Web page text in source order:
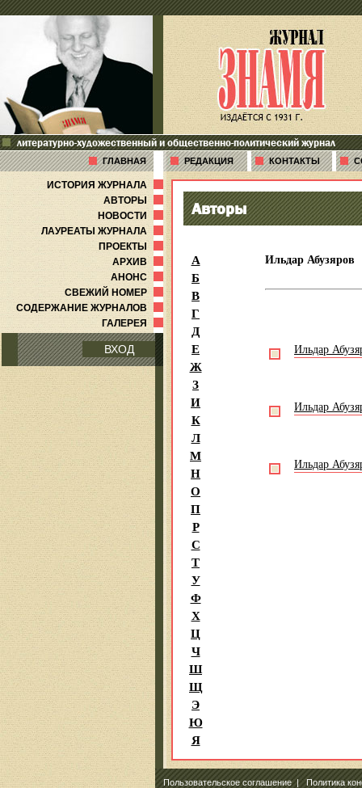
литературно-художественный и общественно-политический журнал
ГЛАВНАЯ РЕДАКЦИЯ КОНТАКТЫ
ИСТОРИЯ ЖУРНАЛА
АВТОРЫ
НОВОСТИ
ЛАУРЕАТЫ ЖУРНАЛА
ПРОЕКТЫ
АРХИВ
АНОНС
СВЕЖИЙ НОМЕР
СОДЕРЖАНИЕ ЖУРНАЛОВ
ГАЛЕРЕЯ
ВХОД
Авторы
А
Б
В
Г
Д
Е
Ж
З
И
К
Л
М
Н
О
П
Р
С
Т
У
Ф
Х
Ц
Ч
Ш
Щ
Э
Ю
Я
Ильдар Абузяров
Ильдар
Ильдар
Ильдар
Пользовательское соглашение|Политика